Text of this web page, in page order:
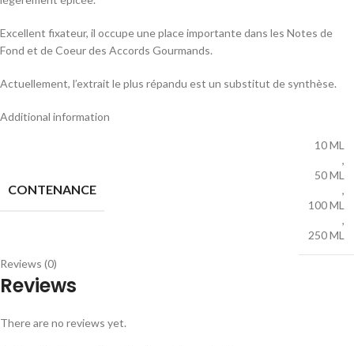
Excellent fixateur, il occupe une place importante dans les Notes de
Fond et de Coeur des Accords Gourmands.
Actuellement, l’extrait le plus répandu est un substitut de synthèse.
Additional information
CONTENANCE
10 ML
,
50 ML
,
100 ML
,
250 ML
Reviews (0)
Reviews
There are no reviews yet.